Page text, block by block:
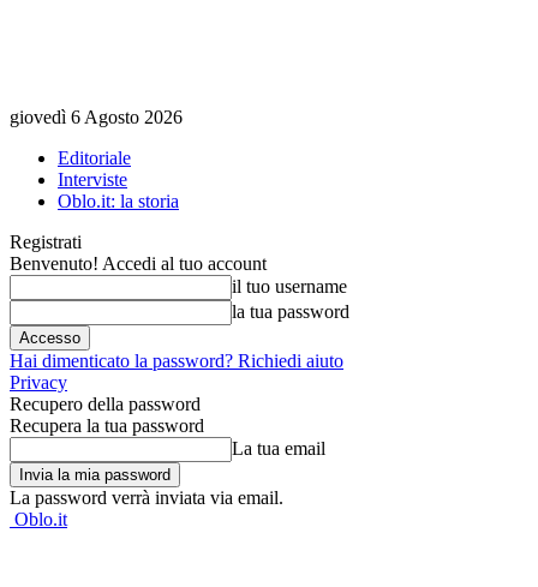
giovedì 6 Agosto 2026
Editoriale
Interviste
Oblo.it: la storia
Registrati
Benvenuto! Accedi al tuo account
il tuo username
la tua password
Hai dimenticato la password? Richiedi aiuto
Privacy
Recupero della password
Recupera la tua password
La tua email
La password verrà inviata via email.
Oblo.it